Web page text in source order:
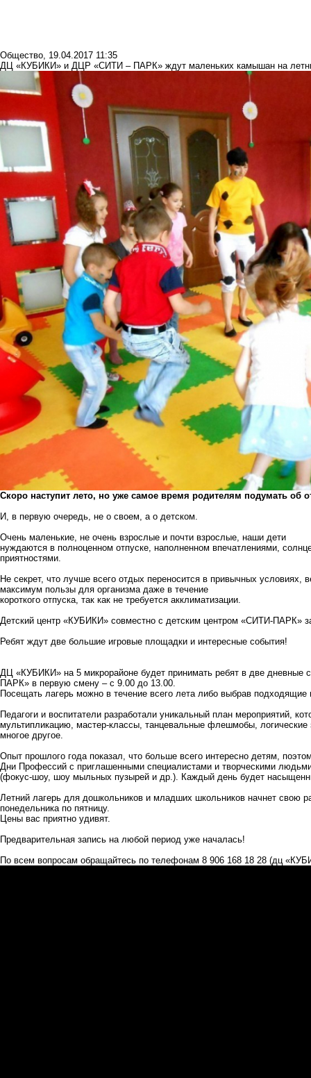
Общество, 19.04.2017 11:35
ДЦ «КУБИКИ» и ДЦР «СИТИ – ПАРК» ждут маленьких камышан на
Скоро наступит лето, но уже самое время родителям подумать об
И, в первую очередь, не о своем, а о детском.
Очень маленькие, не очень взрослые и почти взрослые, наши дети
нуждаются в полноценном отпуске, наполненном впечатлениями,
приятностями.
Не секрет, что лучше всего отдых переносится в привычных условиях,
максимум пользы для организма даже в течение
короткого отпуска, так как не требуется акклиматизации.
Детский центр «КУБИКИ» совместно с детским центром «СИТИ-ПАРК»
Ребят ждут две большие игровые площадки и интересные события!
ДЦ «КУБИКИ» на 5 микрорайоне будет принимать ребят в две
ПАРК» в первую смену – с 9.00 до 13.00.
Посещать лагерь можно в течение всего лета либо выбрав
Педагоги и воспитатели разработали уникальный план мероприятий,
мультипликацию, мастер-классы, танцевальные флешмобы,
многое другое.
Опыт прошлого года показал, что больше всего интересно детям,
Дни Профессий с приглашенными специалистами и творческими
(фокус-шоу, шоу мыльных пузырей и др.). Каждый день будет
Летний лагерь для дошкольников и младших школьников начнет свою
понедельника по пятницу.
Цены вас приятно удивят.
Предварительная запись на любой период уже началась!
По всем вопросам обращайтесь по телефонам 8 906 168 18 28 (дц